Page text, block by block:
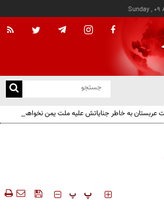
Sunday , 09
عربستان به خاطر جنایاتش علیه ملت یمن نخواهد شد
‍‍‍ پ پ